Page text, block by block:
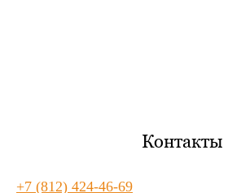
Контакты
+7 (812) 424-46-69